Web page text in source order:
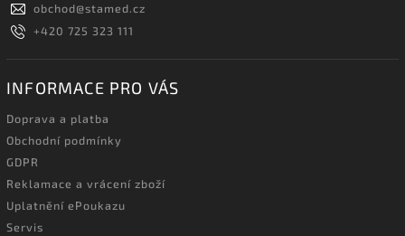
obchod@stamed.cz
+420 725 323 111
INFORMACE PRO VÁS
Doprava a platba
Obchodní podmínky
GDPR
Reklamace a vrácení zboží
Uplatnění ePoukazu
Servis